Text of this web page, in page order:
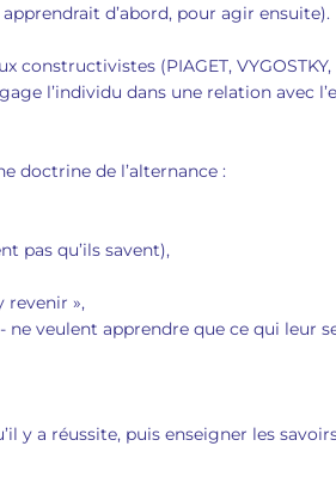
d’abord, pour agir ensuite).
(PIAGET,
l’individu dans une relation avec
doctrine de l’alternance :
pas qu’ils savent),
revenir »,
veulent apprendre que ce qui leur
y a réussite, puis enseigner les